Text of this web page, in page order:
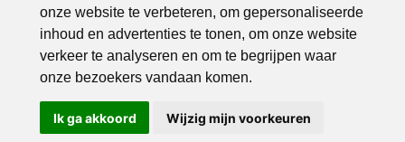
onze website te verbeteren, om gepersonaliseerde
inhoud en advertenties te tonen, om onze website
verkeer te analyseren en om te begrijpen waar
onze bezoekers vandaan komen.
Ik ga akkoord Wijzig mijn voorkeuren
Bel ons